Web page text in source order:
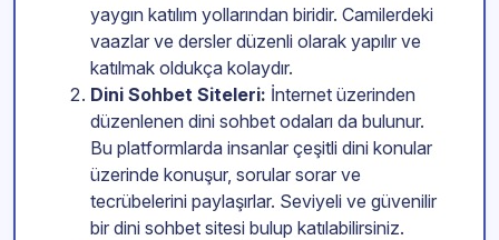
yaygın katılım yollarından biridir. Camilerdeki
vaazlar ve dersler düzenli olarak yapılır ve
katılmak oldukça kolaydır.
Dini Sohbet Siteleri: İnternet üzerinden
düzenlenen dini sohbet odaları da bulunur.
Bu platformlarda insanlar çeşitli dini konular
üzerinde konuşur, sorular sorar ve
tecrübelerini paylaşırlar. Seviyeli ve güvenilir
bir dini sohbet sitesi bulup katılabilirsiniz.